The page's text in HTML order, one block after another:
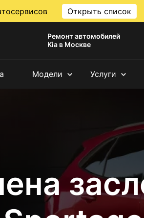
Открыть список
Ремонт автомобилей
Kia в Москве
Модели Услуги